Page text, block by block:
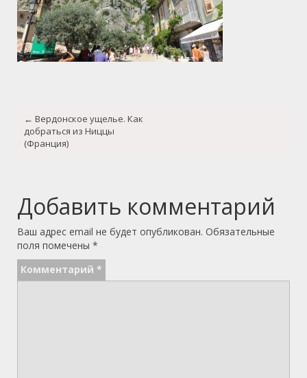
navigation
← Вердонское ущелье. Как
добраться из Ниццы
(Франция)
Добавить комментарий
Ваш адрес email не будет опубликован. Обязательные
поля помечены *
Комментарий *